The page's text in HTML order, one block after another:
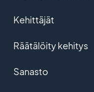
Kehittäjät
Räätälöity kehitys
Sanasto